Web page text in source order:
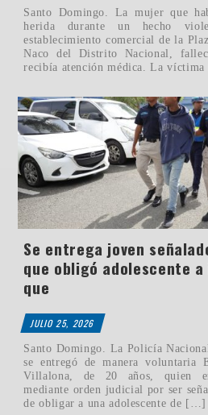
Santo Domingo. La mujer que
herida durante un hecho
establecimiento comercial de la
Naco del Distrito Nacional,
recibía atención médica. La
Se entrega joven
que obligó adolescente
que
JULIO 25, 2026
Santo Domingo. La Policía
se entregó de manera voluntaria
Villalona, de 20 años, quien
mediante orden judicial por ser
de obligar a una adolescente de […]